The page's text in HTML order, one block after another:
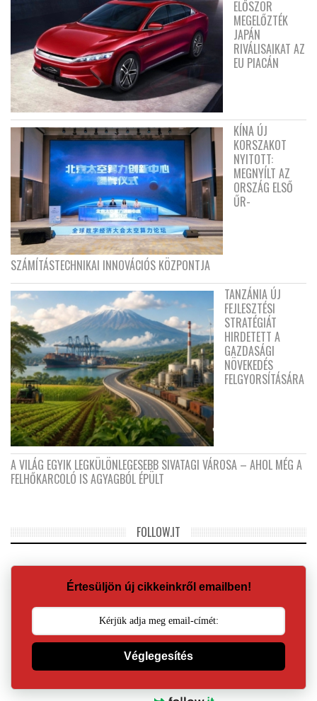
ELŐSZÖR
MEGELŐZTÉK
JAPÁN
RIVÁLISAIKAT AZ
EU PIACÁN
KÍNA ÚJ
KORSZAKOT
NYITOTT:
MEGNYÍLT AZ
ORSZÁG ELSŐ
ŰR-
SZÁMÍTÁSTECHNIKAI INNOVÁCIÓS KÖZPONTJA
TANZÁNIA ÚJ
FEJLESZTÉSI
STRATÉGIÁT
HIRDETETT A
GAZDASÁGI
NÖVEKEDÉS
FELGYORSÍTÁSÁRA
A VILÁG EGYIK LEGKÜLÖNLEGESEBB SIVATAGI VÁROSA – AHOL MÉG A
FELHŐKARCOLÓ IS AGYAGBÓL ÉPÜLT
FOLLOW.IT
Értesüljön új cikkeinkről emailben!
Véglegesítés